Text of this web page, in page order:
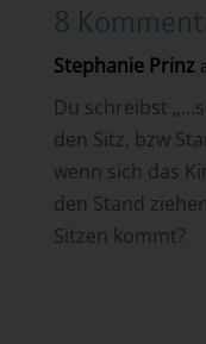
8
Stephanie Prinz
Du schreibst
den Sitz, bzw
wenn sich das
den Stand
Sitzen kommt?